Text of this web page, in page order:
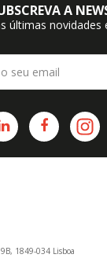
A
últimas novidades
1849-034 Lisboa